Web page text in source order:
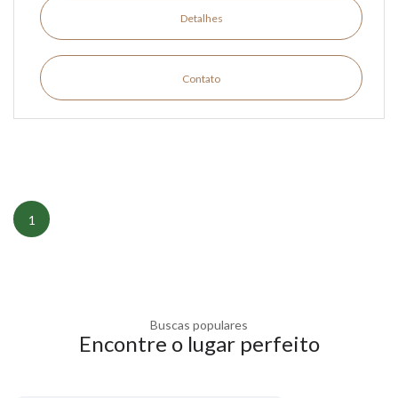
Detalhes
Contato
1
Buscas populares
Encontre o lugar perfeito